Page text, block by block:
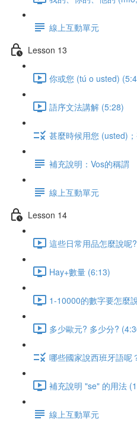
線上互動單元
Lesson 13
你或您 (tú o usted)
語序文法講解 (5:28)
甚麼時候用您 (usted)
補充說明：Vos的稱謂
線上互動單元
Lesson 14
這些日常用品怎麼說呢
Hay+數量 (6:13)
1-10000的數字要怎麼
多少歐元? 多少分?
哪些國家說西班牙語呢
補充說明 "se" 的用法
線上互動單元